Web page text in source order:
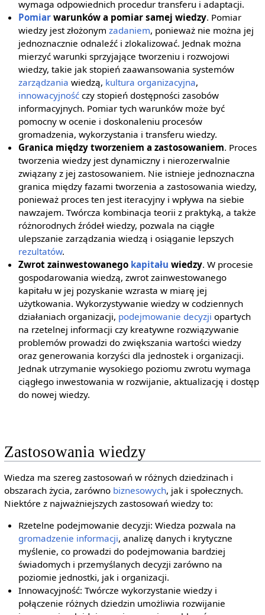
wymaga odpowiednich procedur transferu i adaptacji.
Pomiar warunków a pomiar samej wiedzy. Pomiar
wiedzy jest złożonymzadaniem, ponieważ nie można jej
jednoznacznie odnaleźć i zlokalizować. Jednak można
mierzyć warunki sprzyjające tworzeniu i rozwojowi
wiedzy, takie jak stopień zaawansowania systemów
zarządzania wiedzą, kultura organizacyjna,
innowacyjność czy stopień dostępności zasobów
informacyjnych. Pomiar tych warunków może być
pomocny w ocenie i doskonaleniu procesów
gromadzenia, wykorzystania i transferu wiedzy.
Granica między tworzeniem a zastosowaniem. Proces
tworzenia wiedzy jest dynamiczny i nierozerwalnie
związany z jej zastosowaniem. Nie istnieje jednoznaczna
granica między fazami tworzenia a zastosowania wiedzy,
ponieważ proces ten jest iteracyjny i wpływa na siebie
nawzajem. Twórcza kombinacja teorii z praktyką, a także
różnorodnych źródeł wiedzy, pozwala na ciągłe
ulepszanie zarządzania wiedzą i osiąganie lepszych
rezultatów.
Zwrot zainwestowanego kapitału wiedzy. W procesie
gospodarowania wiedzą, zwrot zainwestowanego
kapitału w jej pozyskanie wzrasta w miarę jej
użytkowania. Wykorzystywanie wiedzy w codziennych
działaniach organizacji, podejmowanie decyzji opartych
na rzetelnej informacji czy kreatywne rozwiązywanie
problemów prowadzi do zwiększania wartości wiedzy
oraz generowania korzyści dla jednostek i organizacji.
Jednak utrzymanie wysokiego poziomu zwrotu wymaga
ciągłego inwestowania w rozwijanie, aktualizację i dostęp
do nowej wiedzy.
Zastosowania wiedzy
Wiedza ma szereg zastosowań w różnych dziedzinach i
obszarach życia, zarówno biznesowych, jak i społecznych.
Niektóre z najważniejszych zastosowań wiedzy to:
Rzetelne podejmowanie decyzji: Wiedza pozwala na
gromadzenie informacji, analizę danych i krytyczne
myślenie, co prowadzi do podejmowania bardziej
świadomych i przemyślanych decyzji zarówno na
poziomie jednostki, jak i organizacji.
Innowacyjność: Twórcze wykorzystanie wiedzy i
połączenie różnych dziedzin umożliwia rozwijanie